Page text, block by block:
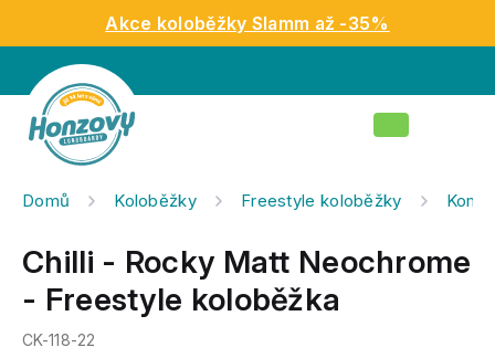
obsah
Akce koloběžky Slamm až -35%
Nákupní
Domů Koloběžky Freestyle koloběžky
Chilli - Rocky Matt Neochrome
- Freestyle koloběžka
CK-118-22